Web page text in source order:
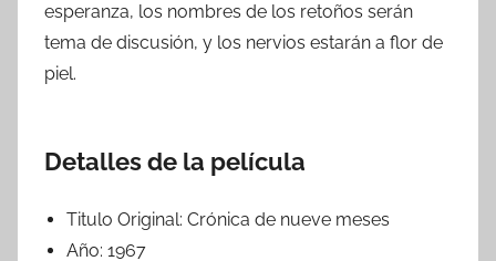
esperanza, los nombres de los retoños serán
tema de discusión, y los nervios estarán a flor de
piel.
Detalles de la película
Titulo Original: Crónica de nueve meses
Año: 1967